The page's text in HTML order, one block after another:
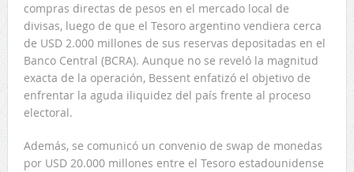
compras directas de pesos en el mercado local de
divisas, luego de que el Tesoro argentino vendiera cerca
de USD 2.000 millones de sus reservas depositadas en el
Banco Central (BCRA). Aunque no se reveló la magnitud
exacta de la operación, Bessent enfatizó el objetivo de
enfrentar la aguda iliquidez del país frente al proceso
electoral.
Además, se comunicó un convenio de swap de monedas
por USD 20.000 millones entre el Tesoro estadounidense